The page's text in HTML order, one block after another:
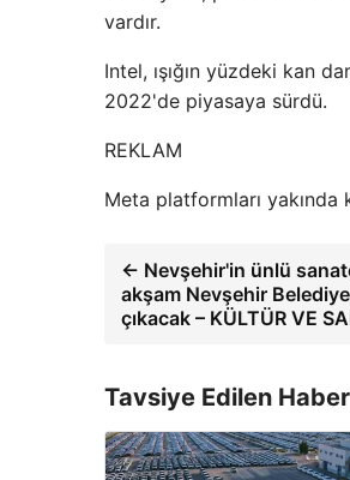
vardır.
Intel, ışığın yüzdeki kan
2022'de piyasaya sürdü.
REKLAM
Meta platformları yakında
← Nevşehir'in ünlü
akşam Nevşehir
çıkacak – KÜLTÜR VE
Tavsiye Edilen